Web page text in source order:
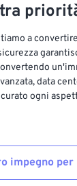
a
data
ogni
impegno